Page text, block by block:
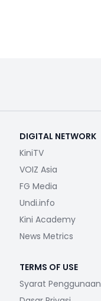
DIGITAL NETWORK
KiniTV
VOIZ Asia
FG Media
Undi.info
Kini Academy
News Metrics
TERMS OF USE
Syarat Penggunaan